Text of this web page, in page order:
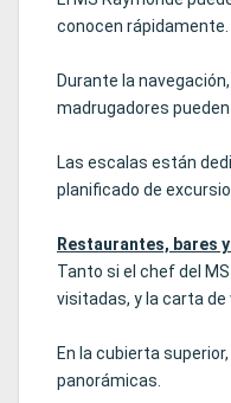
conocen rápidamente.
Durante la
madrugadores
Las escalas están
planificado de
Restaurantes, bares
Tanto si el chef del
visitadas, y la carta
En la cubierta
panorámicas.